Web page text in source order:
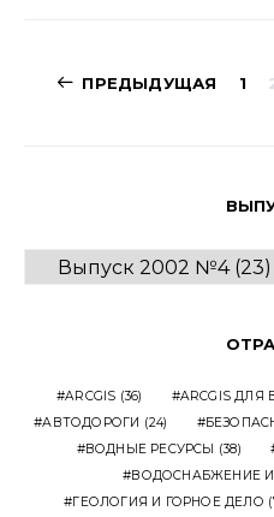
ПРЕДЫДУЩАЯ 1
ВЫПУСКИ
ARCGIS (36) ARCGIS ДЛЯ
АВТОДОРОГИ (24)
ВОДНЫЕ РЕСУРСЫ
(38)
ВОДОСНАБЖЕНИЕ
ГЕОЛОГИЯ И ГОРНОЕ ДЕЛО